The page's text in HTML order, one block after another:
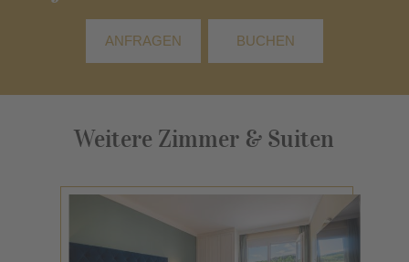
ANFRAGEN BUCHEN
Weitere Zimmer & Suiten